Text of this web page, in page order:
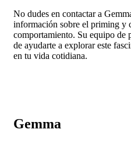
No dudes en contactar a
información sobre el priming y
comportamiento. Su equipo de
de ayudarte a explorar este
en tu vida cotidiana.
Gemma